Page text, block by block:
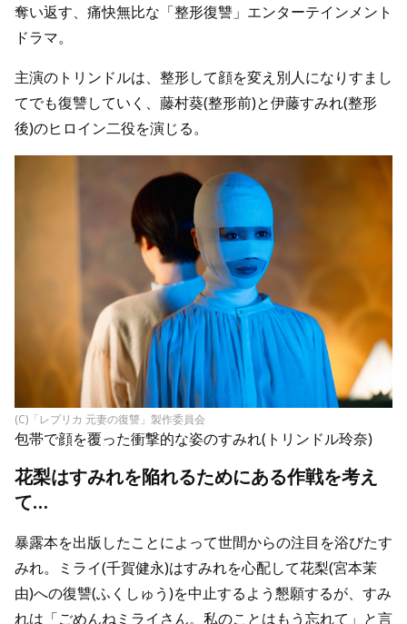
奪い返す、痛快無比な「整形復讐」エンターテインメント
ドラマ。
主演のトリンドルは、整形して顔を変え別人になりすまし
てでも復讐していく、藤村葵(整形前)と伊藤すみれ(整形
後)のヒロイン二役を演じる。
(C)「レプリカ 元妻の復讐」製作委員会
包帯で顔を覆った衝撃的な姿のすみれ(トリンドル玲奈)
花梨はすみれを陥れるためにある作戦を考え
て…
暴露本を出版したことによって世間からの注目を浴びたす
みれ。ミライ(千賀健永)はすみれを心配して花梨(宮本茉
由)への復讐(ふくしゅう)を中止するよう懇願するが、すみ
れは「ごめんねミライさん。私のことはもう忘れて」と言